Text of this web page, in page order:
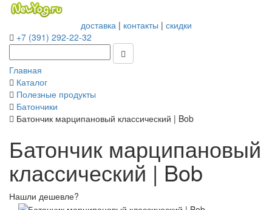
доставка| контакты | скидки
+7 (391) 292-22-32
Главная
Каталог
Полезные продукты
Батончики
Батончик марципановый классический | Bob
Батончик марципановый
классический | Bob
Нашли дешевле?